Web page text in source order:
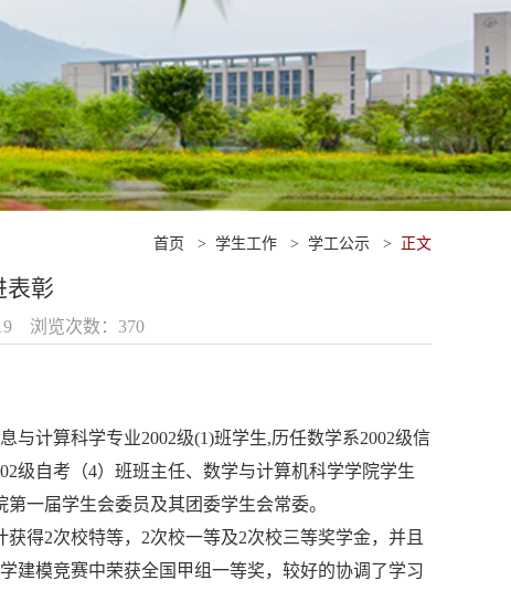
首页 > 学生工作 > 学工公示 > 正文
表彰
浏览次数： 370
计算科学专业2002级(1)班学生,历任数学系2002级信
级自考（4）班班主任、数学与计算机科学学院学生
一届学生会委员及其团委学生会常委。
得2次校特等，2次校一等及2次校三等奖学金，并且
建模竞赛中荣获全国甲组一等奖，较好的协调了学习